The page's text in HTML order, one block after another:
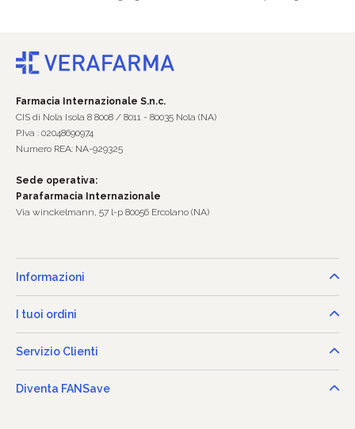
Farmacia Internazionale S.n.c.
CIS di Nola Isola 8 8008 / 8011 - 80035 Nola (NA)
P.Iva : 02048690974
Numero REA: NA-929325
Sede operativa:
Parafarmacia Internazionale
Via winckelmann, 57 l-p 80056 Ercolano (NA)
Informazioni
I tuoi ordini
Servizio Clienti
Diventa FANSave